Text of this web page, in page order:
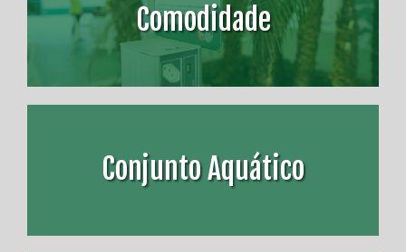
Comodidade
Conjunto Aquático